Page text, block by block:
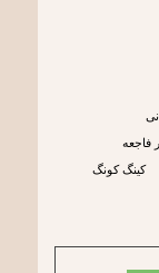
فاجعه
کینگ کونگ